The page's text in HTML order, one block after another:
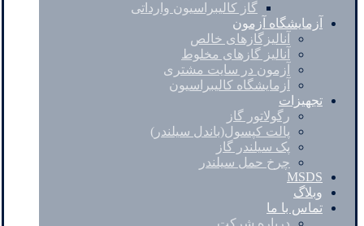
گاز کالیبراسیون وارداتی
آزمایشگاه آزمون
آنالیزگازهای خالص
آنالیز گازهای مخلوط
آزمون در سایت مشتری
آزمایشگاه کالیبراسیون
تجهیزات
رگولاتور گاز
پالت کپسول(باندل سیلندر)
پک سیلندر گاز
چرخ حمل سیلندر
MSDS
وبلاگ
تماس با ما
درباره شرکت